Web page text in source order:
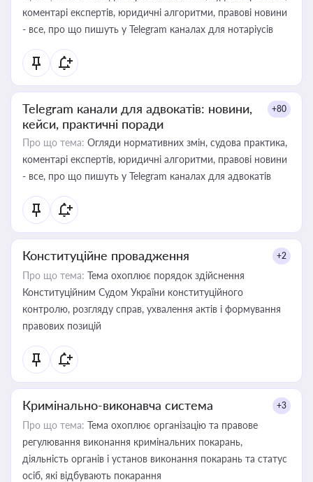
коментарі експертів, юридичні алгоритми, правові новини
- все, про що пишуть у Telegram каналах для нотаріусів
Telegram канали для адвокатів: новини,
кейси, практичні поради
+80
Про що тема: Огляди нормативних змін, судова практика,
коментарі експертів, юридичні алгоритми, правові новини
- все, про що пишуть у Telegram каналах для адвокатів
Конституційне провадження +2
Про що тема: Тема охоплює порядок здійснення
Конституційним Судом України конституційного
контролю, розгляду справ, ухвалення актів і формування
правових позицій
Кримінально-виконавча система +3
Про що тема: Тема охоплює організацію та правове
регулювання виконання кримінальних покарань,
діяльність органів і установ виконання покарань та статус
осіб, які відбувають покарання